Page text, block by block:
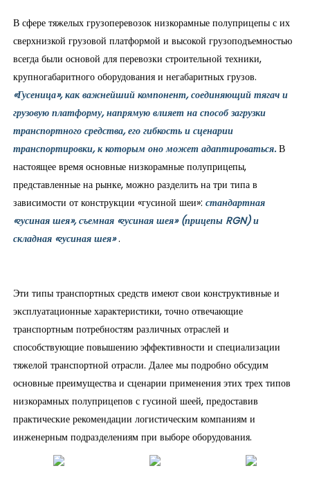
В сфере тяжелых грузоперевозок низкорамные полуприцепы с их
сверхнизкой грузовой платформой и высокой грузоподъемностью
всегда были основой для перевозки строительной техники,
крупногабаритного оборудования и негабаритных грузов.
«Гусеница», как важнейший компонент, соединяющий тягач и
грузовую платформу, напрямую влияет на способ загрузки
транспортного средства, его гибкость и сценарии
транспортировки, к которым оно может адаптироваться. В
настоящее время основные низкорамные полуприцепы,
представленные на рынке, можно разделить на три типа в
зависимости от конструкции «гусиной шеи»:стандартная
«гусиная шея», съемная «гусиная шея» (прицепы RGN) и
складная «гусиная шея».
Эти типы транспортных средств имеют свои конструктивные и
эксплуатационные характеристики, точно отвечающие
транспортным потребностям различных отраслей и
способствующие повышению эффективности и специализации
тяжелой транспортной отрасли. Далее мы подробно обсудим
основные преимущества и сценарии применения этих трех типов
низкорамных полуприцепов с гусиной шеей, предоставив
практические рекомендации логистическим компаниям и
инженерным подразделениям при выборе оборудования.